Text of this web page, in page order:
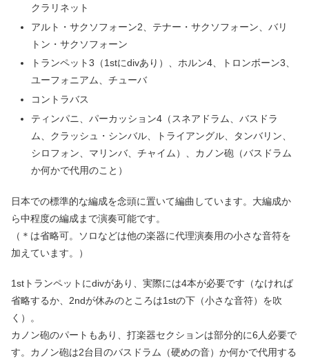
クラリネット
アルト・サクソフォーン2、テナー・サクソフォーン、バリ
トン・サクソフォーン
トランペット3（1stにdivあり）、ホルン4、トロンボーン3、
ユーフォニアム、チューバ
コントラバス
ティンパニ、パーカッション4（スネアドラム、バスドラ
ム、クラッシュ・シンバル、トライアングル、タンバリン、
シロフォン、マリンバ、チャイム）、カノン砲（バスドラム
か何かで代用のこと）
日本での標準的な編成を念頭に置いて編曲しています。大編成か
ら中程度の編成まで演奏可能です。
（＊は省略可。ソロなどは他の楽器に代理演奏用の小さな音符を
加えています。）
1stトランペットにdivがあり、実際には4本が必要です（なければ
省略するか、2ndが休みのところは1stの下（小さな音符）を吹
く）。
カノン砲のパートもあり、打楽器セクションは部分的に6人必要で
す。カノン砲は2台目のバスドラム（硬めの音）か何かで代用する